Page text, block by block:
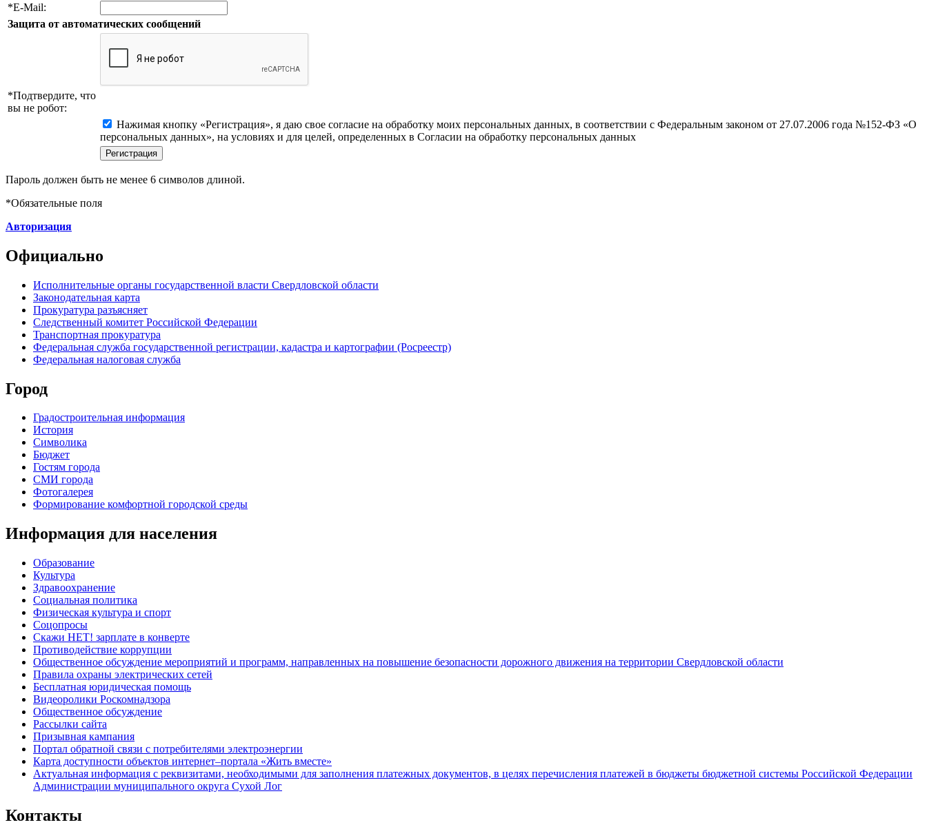
*E-Mail:
Защита от автоматических сообщений
*Подтвердите, что
вы не робот:
Нажимая кнопку «Регистрация», я даю свое согласие на обработку моих персональных данных, в соответствии с Федеральным законом от 27.07.2006 года №152-ФЗ «О
персональных данных», на условиях и для целей, определенных в Согласии на обработку персональных данных
Пароль должен быть не менее 6 символов длиной.
*Обязательные поля
Авторизация
Официально
Исполнительные органы государственной власти Свердловской области
Законодательная карта
Прокуратура разъясняет
Следственный комитет Российской Федерации
Транспортная прокуратура
Федеральная служба государственной регистрации, кадастра и картографии (Росреестр)
Федеральная налоговая служба
Город
Градостроительная информация
История
Символика
Бюджет
Гостям города
СМИ города
Фотогалерея
Формирование комфортной городской среды
Информация для населения
Образование
Культура
Здравоохранение
Социальная политика
Физическая культура и спорт
Соцопросы
Скажи НЕТ! зарплате в конверте
Противодействие коррупции
Общественное обсуждение мероприятий и программ, направленных на повышение безопасности дорожного движения на территории Свердловской области
Правила охраны электрических сетей
Бесплатная юридическая помощь
Видеоролики Роскомнадзора
Общественное обсуждение
Рассылки сайта
Призывная кампания
Портал обратной связи с потребителями электроэнергии
Карта доступности объектов интернет–портала «Жить вместе»
Актуальная информация с реквизитами, необходимыми для заполнения платежных документов, в целях перечисления платежей в бюджеты бюджетной системы Российской Федерации
Администрации муниципального округа Сухой Лог
Контакты